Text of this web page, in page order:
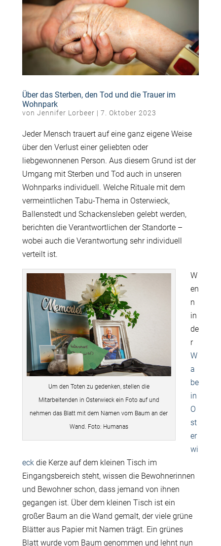
Über das Sterben, den Tod und die Trauer im
Wohnpark
von Jennifer Lorbeer | 7. Oktober 2023
Jeder Mensch trauert auf eine ganz eigene Weise
über den Verlust einer geliebten oder
liebgewonnenen Person. Aus diesem Grund ist der
Umgang mit Sterben und Tod auch in unseren
Wohnparks individuell. Welche Rituale mit dem
vermeintlichen Tabu-Thema in Osterwieck,
Ballenstedt und Schackensleben gelebt werden,
berichten die Verantwortlichen der Standorte –
wobei auch die Verantwortung sehr individuell
verteilt ist.
Um den Toten zu gedenken, stellen die
Mitarbeitenden in Osterwieck ein Foto auf und
nehmen das Blatt mit dem Namen vom Baum an der
Wand. Foto: Humanas
W
en
n
in
de
r
W
a
be
in
O
st
er
wi
eckdie Kerze auf dem kleinen Tisch im
Eingangsbereich steht, wissen die Bewohnerinnen
und Bewohner schon, dass jemand von ihnen
gegangen ist. Über dem kleinen Tisch ist ein
großer Baum an die Wand gemalt, der viele grüne
Blätter aus Papier mit Namen trägt. Ein grünes
Blatt wurde vom Baum genommen und lehnt nun